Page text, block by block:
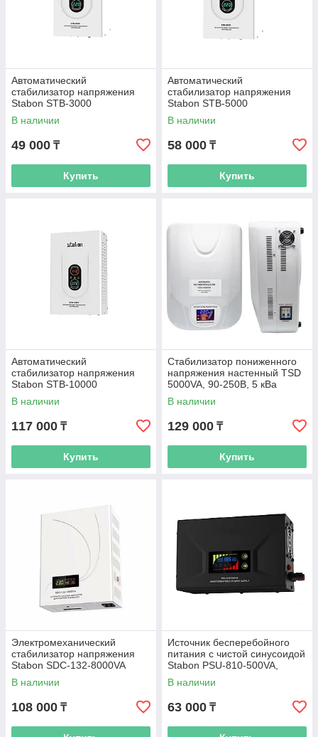
Автоматический
стабилизатор напряжения
Stabon STB-3000
В наличии
49 000 ₸
Купить
Автоматический
стабилизатор напряжения
Stabon STB-5000
В наличии
58 000 ₸
Купить
Автоматический
стабилизатор напряжения
Stabon STB-10000
В наличии
117 000 ₸
Купить
Стабилизатор пониженного
напряжения настенный TSD
5000VA, 90-250В, 5 кВа
В наличии
129 000 ₸
Купить
Электромеханический
стабилизатор напряжения
Stabon SDC-132-8000VA
В наличии
108 000 ₸
Источник бесперебойного
питания с чистой синусоидой
Stabon PSU-810-500VA,
220В, 500ВА
В наличии
63 000 ₸